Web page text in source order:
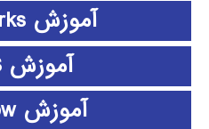
آموزش SolidWorks
آموزش SPSS
آموزش stateflow